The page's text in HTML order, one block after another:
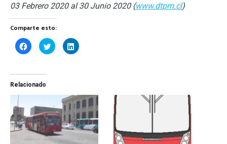
03 Febrero 2020 al 30 Junio 2020 (www.dtpm.cl)
Comparte esto:
Haz
clic
Facebook
abre
en
ventana
nueva)
Haz
clic
en
una
ventana
nueva)
Haz
clic
en
una
ventana
nueva)
Relacionado